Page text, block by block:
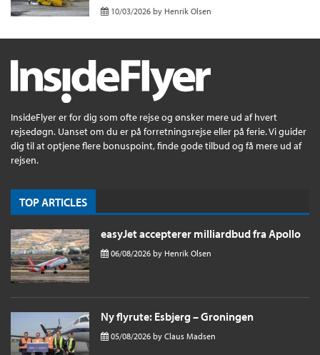
10/03/2026 by Henrik Olsen
InsideFlyer er for dig som ofte rejse og ønsker mere ud af hvert
rejsedøgn. Uanset om du er på forretningsrejse eller på ferie. Vi guider
dig til at optjene flere bonuspoint, finde gode tilbud og få mere ud af
rejsen.
TOP ARTICLES
easyJet accepterer milliardbud fra Apollo
06/08/2026 by Henrik Olsen
Ny flyrute: Esbjerg – Groningen
05/08/2026 by Claus Madsen